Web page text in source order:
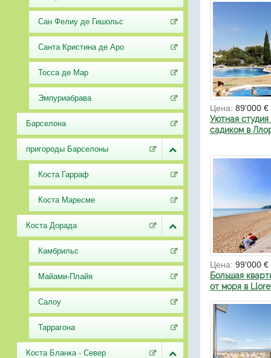
Сан Фелиу де Гишольс
Санта Кристина де Аро
Тосса де Мар
Эмпуриабрава
Барселона
пригороды Барселоны
Коста Гарраф
Коста Маресме
Коста Дорада
Камбрильс
Майами-Плайя
Салоу
Таррагона
Коста Бланка - Север
Цена: 89'000 €
Уютная
садиком в
Цена: 99'000 €
Большая
от моря в